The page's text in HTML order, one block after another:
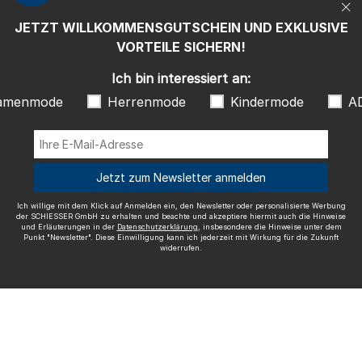
"Newsletter". Diese Einwilligung kann ich jederzeit mit Wirkung für die
Wir versenden mit
Ausgezeichnete Qualität
Mehr Informationen zu unseren Bewertungen
JETZT WILLKOMMENSGUTSCHEIN UND EXKLUSIVE
VORTEILE SICHERN!
Ich bin interessiert an:
Herrenmode Kindermode
Jetzt zum Newsletter anmelden
Ich willige mit dem Klick auf Anmelden ein, den Newsletter oder personalisierte Werbung
der SCHIESSER GmbH zu erhalten und beachte und akzeptiere hiermit auch die Hinweise
und Erläuterungen in der Datenschutzerklärung , insbesondere die Hinweise unter dem
Punkt "Newsletter". Diese Einwilligung kann ich jederzeit mit Wirkung für die Zukunft
widerrufen.